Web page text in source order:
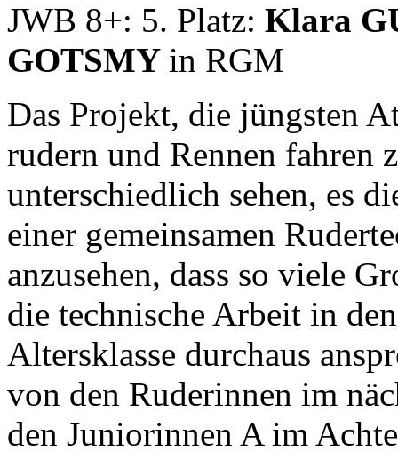
JWB 8+: 5. Platz: Klara
GOTSMY in RGM
Das Projekt, die jüngsten
rudern und Rennen fahren
unterschiedlich sehen, es
einer gemeinsamen
anzusehen, dass so viele
die technische Arbeit in
Altersklasse durchaus
von den Ruderinnen im
den Juniorinnen A im